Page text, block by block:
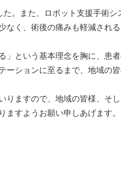
。また、ロボット支援手術
く、術後の痛みも軽減され
という基本理念を胸に、患
ションに至るまで、地域の
ますので、地域の皆様、そ
すようお願い申しあげます。